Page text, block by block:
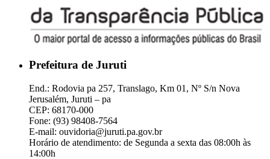
Prefeitura de Juruti
End.: Rodovia pa 257, Translago, Km 01, Nº S/n Nova
Jerusalém, Juruti – pa
CEP: 68170-000
Fone: (93) 98408-7564
E-mail: ouvidoria@juruti.pa.gov.br
Horário de atendimento: de Segunda a sexta das 08:00h às
14:00h